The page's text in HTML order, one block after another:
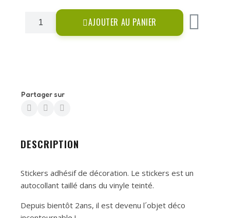
AJOUTER AU PANIER
Partager sur
DESCRIPTION
Stickers adhésif de décoration. Le stickers est un
autocollant taillé dans du vinyle teinté.
Depuis bientôt 2ans, il est devenu l´objet déco